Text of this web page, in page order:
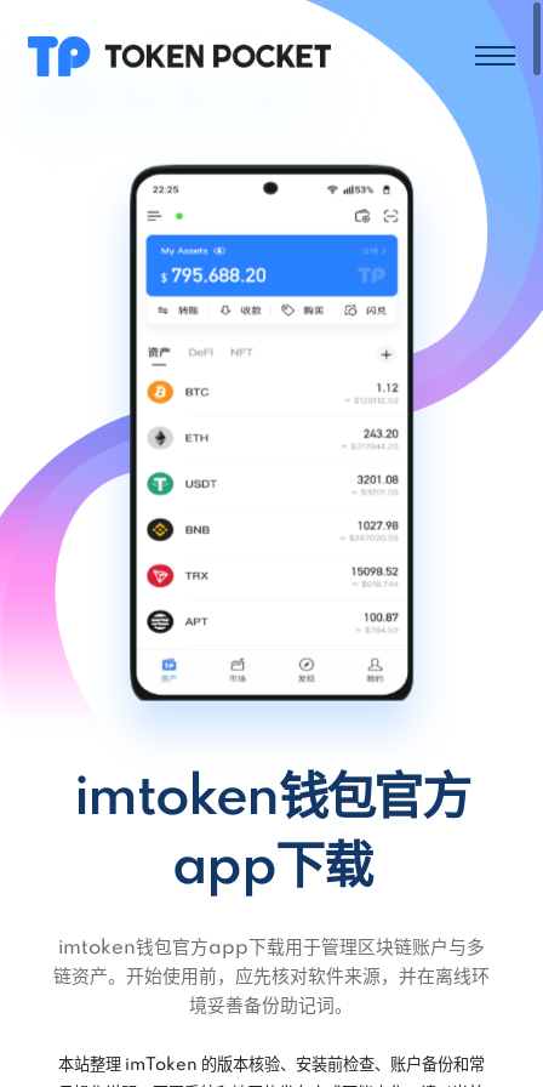
imtoken钱包官方
app下载
imtoken钱包官方app下载用于管理区块链账户与多
链资产。开始使用前，应先核对软件来源，并在离线环
境妥善备份助记词。
本站整理 imToken 的版本核验、安装前检查、账户备份和常